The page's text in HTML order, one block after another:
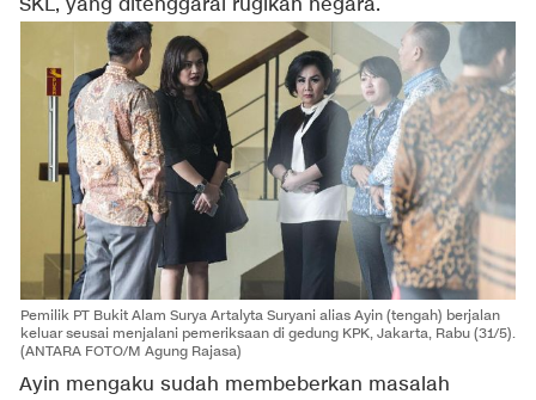
SKL, yang ditenggarai rugikan negara.
Pemilik PT Bukit Alam Surya Artalyta Suryani alias Ayin (tengah) berjalan
keluar seusai menjalani pemeriksaan di gedung KPK, Jakarta, Rabu (31/5).
(ANTARA FOTO/M Agung Rajasa)
Ayin mengaku sudah membeberkan masalah